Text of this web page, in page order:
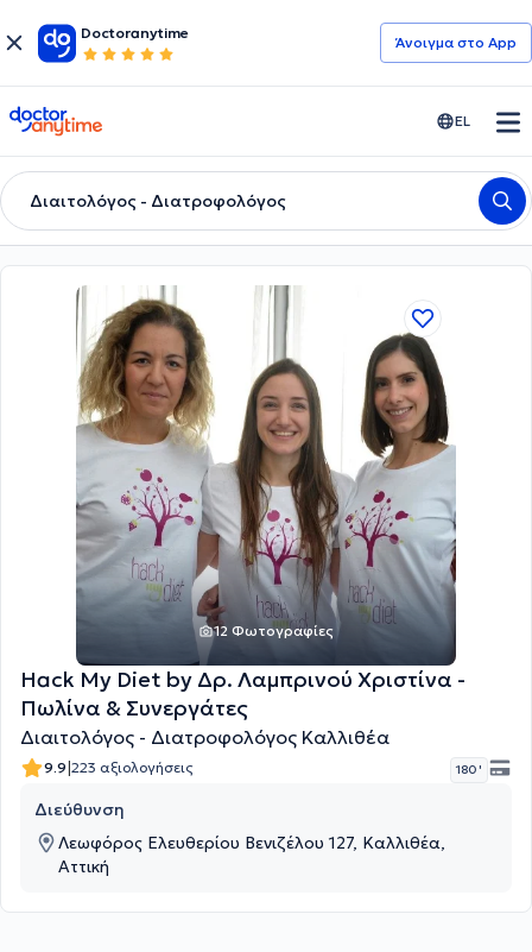
Doctoranytime
Άνοιγμα στο App
doctoranytime EL
Διαιτολόγος - Διατροφολόγος
12 Φωτογραφίες
Hack My Diet by Δρ. Λαμπρινού Χριστίνα -
Πωλίνα & Συνεργάτες
Διαιτολόγος - Διατροφολόγος Καλλιθέα
9.9|223 αξιολογήσεις 180 '
Διεύθυνση
Λεωφόρος Ελευθερίου Βενιζέλου 127, Καλλιθέα,
Αττική